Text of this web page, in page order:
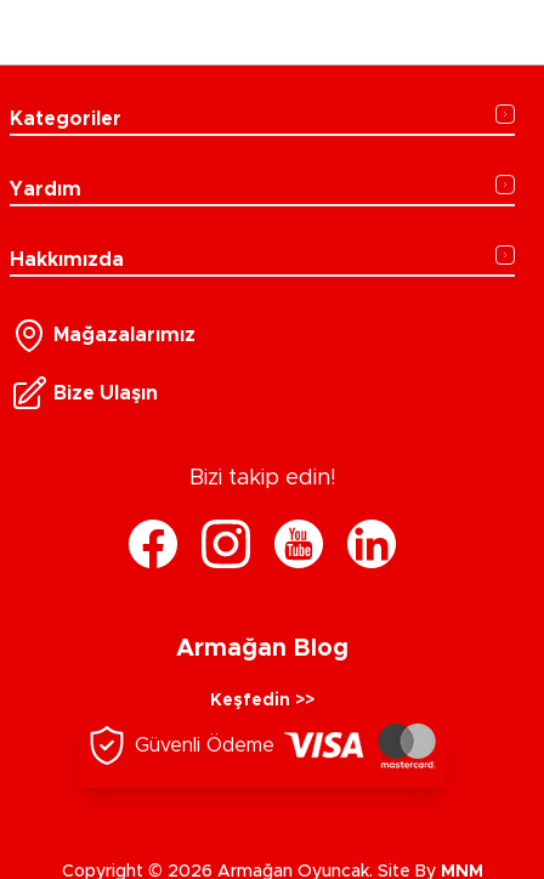
Kategoriler
Yardım
Hakkımızda
Mağazalarımız
Bize Ulaşın
Bizi takip edin!
Armağan Blog
Keşfedin >>
Güvenli Ödeme
Copyright © 2026 Armağan Oyuncak. Site By MNM